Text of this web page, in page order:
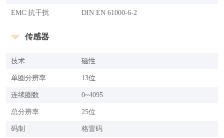
EMC:抗干扰 DIN EN 61000-6-2
传感器
技术 磁性
单圈分辨率 13位
连续圈数 0~4095
总分辨率 25位
码制 格雷码